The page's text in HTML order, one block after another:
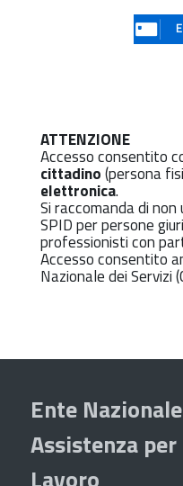
ATTENZIONE
Accesso consentito
cittadino(persona
elettronica.
Si raccomanda di
SPID per persone
professionisti con
Accesso consentito
Nazionale dei Servizi
Ente
Assistenza
Lavoro